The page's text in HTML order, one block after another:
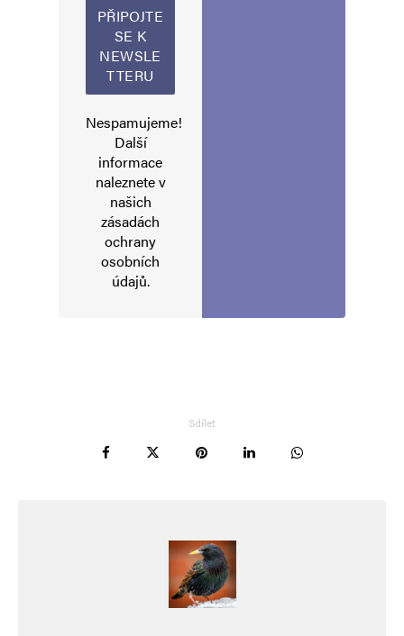
Uložit do prohlížeče jméno, e-mail a webovou stránku pro budoucí
Informujte mě o nových komentářích e-mailem.
Informujte mě o nových příspěvcích e-mailem.
Alternative:
Nespamujeme!
Další
informace
naleznete v
našich
zásadách
ochrany
osobních
údajů.
Sdílet